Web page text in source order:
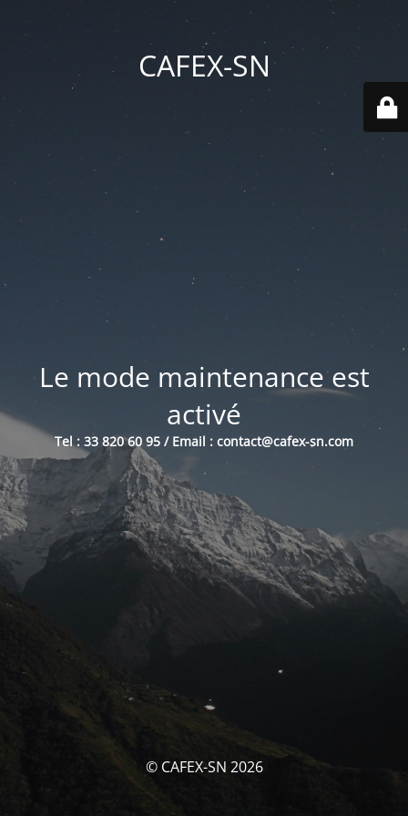
CAFEX-SN
Le mode maintenance est
activé
Tel : 33 820 60 95 / Email : contact@cafex-sn.com
© CAFEX-SN 2026